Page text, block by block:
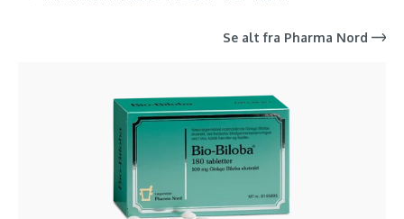
Se alt fra Pharma Nord